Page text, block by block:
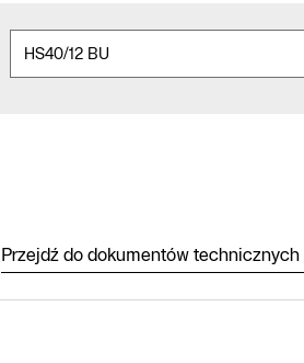
Przejdź do dokumentów technicznych